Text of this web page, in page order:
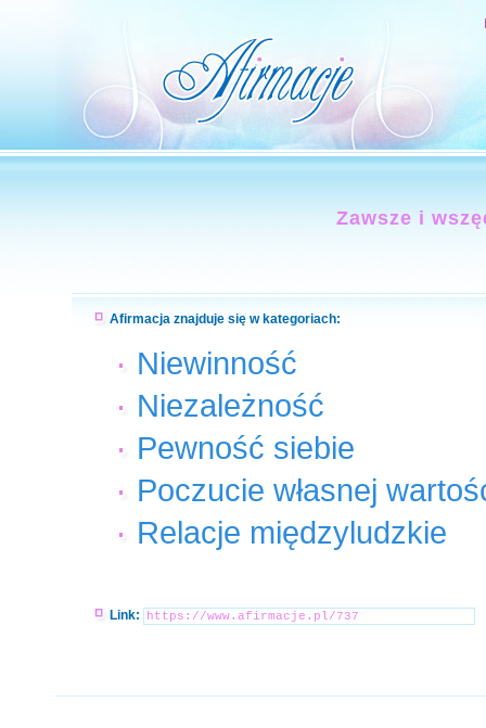
Zawsze i
Afirmacja znajduje się w kategoriach:
Niewinność
Niezależność
Pewność siebie
Poczucie własnej
Relacje międzyludzkie
Link: